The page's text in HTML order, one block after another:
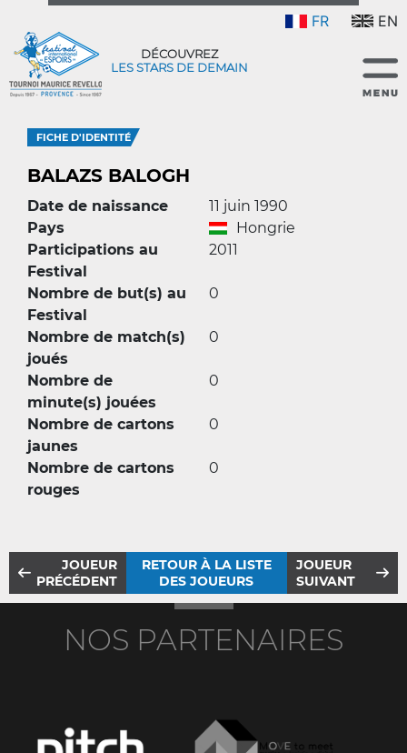
FR EN
DÉCOUVREZ
LES STARS DE DEMAIN
FICHE D'IDENTITÉ
BALAZS BALOGH
Date de naissance
11 juin 1990
Pays
Hongrie
Participations au
Festival
2011
Nombre de but(s) au
Festival
0
Nombre de match(s)
joués
0
Nombre de
minute(s) jouées
0
Nombre de cartons
jaunes
0
Nombre de cartons
rouges
0
JOUEUR
PRÉCÉDENT
RETOUR À LA LISTE
DES JOUEURS
JOUEUR
SUIVANT
NOS PARTENAIRES